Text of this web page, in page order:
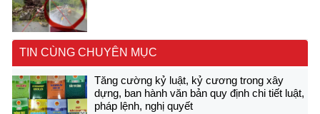
TIN CÙNG CHUYÊN MỤC
Tăng cường kỷ luật, kỷ cương trong xây
dựng, ban hành văn bản quy định chi tiết luật,
pháp lệnh, nghị quyết